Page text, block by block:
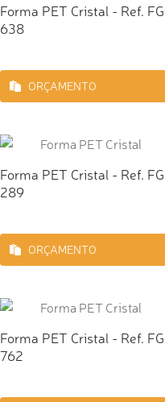
Forma PET Cristal - Ref. FG
638
ORÇAMENTO
Forma PET Cristal - Ref. FG
289
ORÇAMENTO
Forma PET Cristal - Ref. FG
762